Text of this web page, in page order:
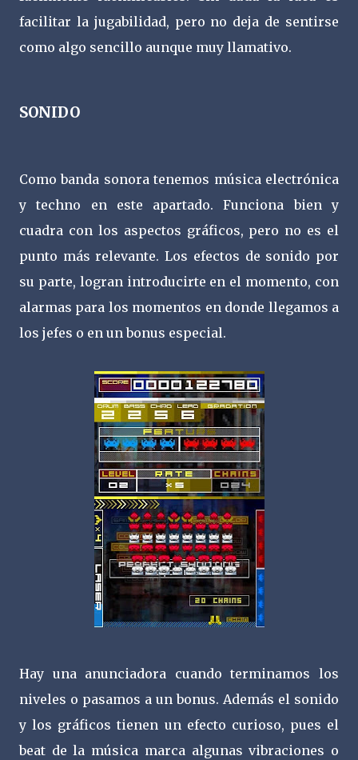
facilitar la jugabilidad, pero no deja de sentirse
como algo sencillo aunque muy llamativo.
SONIDO
Como banda sonora tenemos música electrónica
y techno en este apartado. Funciona bien y
cuadra con los aspectos gráficos, pero no es el
punto más relevante. Los efectos de sonido por
su parte, logran introducirte en el momento, con
alarmas para los momentos en donde llegamos a
los jefes o en un bonus especial.
Hay una anunciadora cuando terminamos los
niveles o pasamos a un bonus. Además el sonido
y los gráficos tienen un efecto curioso, pues el
beat de la música marca algunas vibraciones o